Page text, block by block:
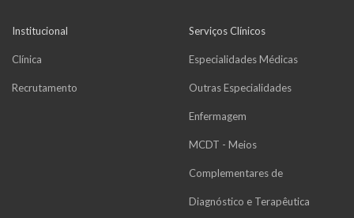
Institucional
Clínica
Recrutamento
Serviços Clínicos
Especialidades Médicas
Outras Especialidades
Enfermagem
MCDT - Meios
Complementares de
Diagnóstico e Terapêutica